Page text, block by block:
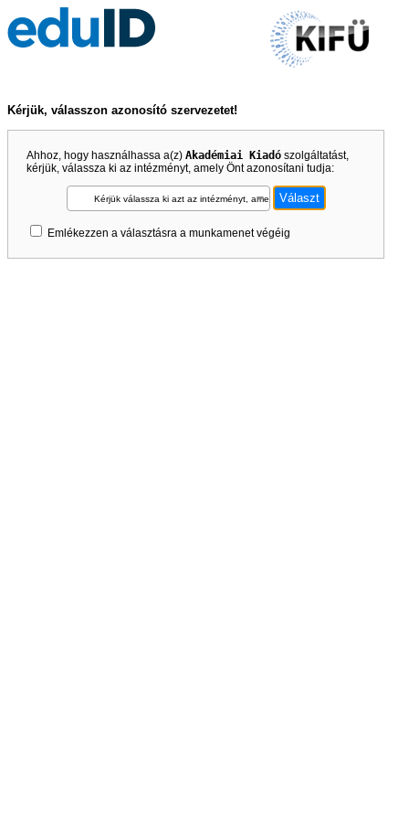
Kérjük, válasszon azonosító szervezetet!
Ahhoz, hogy használhassa a(z) Akadémiai Kiadó szolgáltatást,
kérjük, válassza ki az intézményt, amely Önt azonosítani tudja:
Kérjük válassza ki azt az intézményt, amely Önt azonosítani tudja!
Emlékezzen a választásra a munkamenet végéig